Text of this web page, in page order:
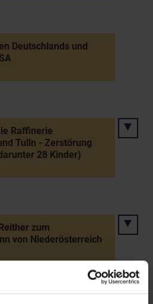
Deutschlands und
Raffinerie
Tulln - Zerstörung
28 Kinder)
zum
von Niederösterreich